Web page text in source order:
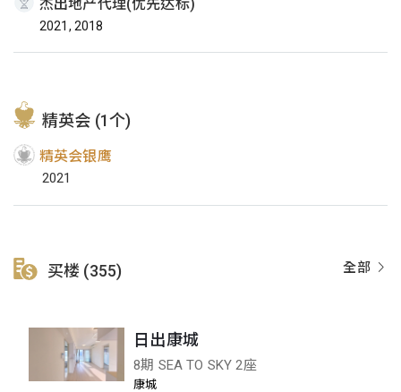
杰出地产代理(优先达标)
2021, 2018
精英会 (1个)
精英会银鹰
2021
全部
买楼 (355)
日出康城
8期 SEA TO SKY 2座
康城